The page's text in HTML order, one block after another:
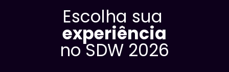
experiência
no SDW 2026